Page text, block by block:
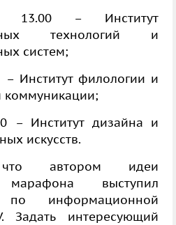
– Институт
технологий и
систем;
Институт филологии и
коммуникации;
– Институт дизайна и
искусств.
автором идеи
марафона выступил
по информационной
Задать интересующий